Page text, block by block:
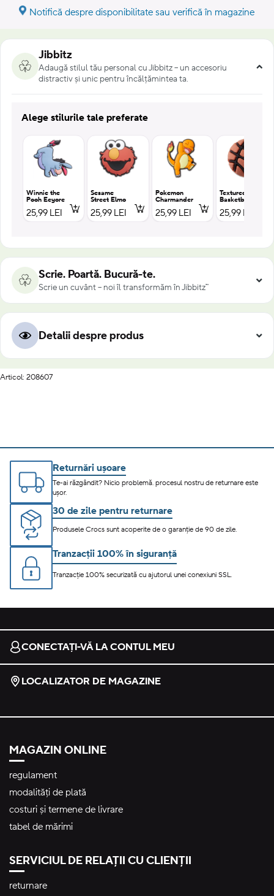
Notifică despre disponibilitate sau verifică în magazine
Jibbitz
Adaugă stilul tău personal cu Jibbitz – un accesoriu
distractiv și unic pentru încălțămintea ta.
Alege stilurile tale preferate
Winnie the
Pooh Eeyore
25,99 LEI
Sesame
Street Elmo
25,99 LEI
Pokemon
Charmander
25,99 LEI
Textured
Basketball
25,99 LEI
Scrie. Poartă. Bucură-te.
Scrie un cuvânt – noi îl transformăm în Jibbitz™
Detalii despre produs
Articol: 208607
Returnări ușoare
Te-ai răzgândit? Nicio problemă. procesul nostru de returnare este
ușor.
30 de zile pentru returnare
Produsele Crocs sunt acoperite de o garanție de 90 de zile.
Tranzacții 100% în siguranță
Tranzacție 100% securizată cu ajutorul unei conexiuni SSL.
CONECTAȚI-VĂ LA CONTUL MEU
LOCALIZATOR DE MAGAZINE
MAGAZIN ONLINE
regulament
modalități de plată
costuri și termene de livrare
tabel de mărimi
SERVICIUL DE RELAȚII CU CLIENȚII
returnare